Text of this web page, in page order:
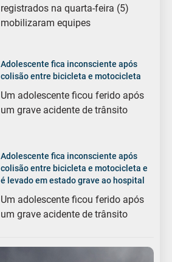
registrados na quarta-feira (5)
mobilizaram equipes
Adolescente fica inconsciente após
colisão entre bicicleta e motocicleta
Um adolescente ficou ferido após
um grave acidente de trânsito
Adolescente fica inconsciente após
colisão entre bicicleta e motocicleta e
é levado em estado grave ao hospital
Um adolescente ficou ferido após
um grave acidente de trânsito